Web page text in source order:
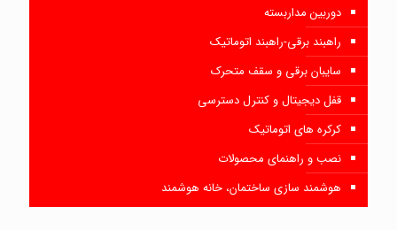
دوربین مداربسته
راهبند برقی-راهبند اتوماتیک
سایبان برقی و سقف متحرک
قفل دیجیتال و کنترل دسترسی
کرکره های اتوماتیک
نصب و راهنمای محصولات
هوشمند سازی ساختمان، خانه هوشمند